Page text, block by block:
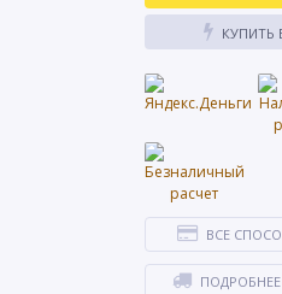
КУПИТЬ
ВСЕ